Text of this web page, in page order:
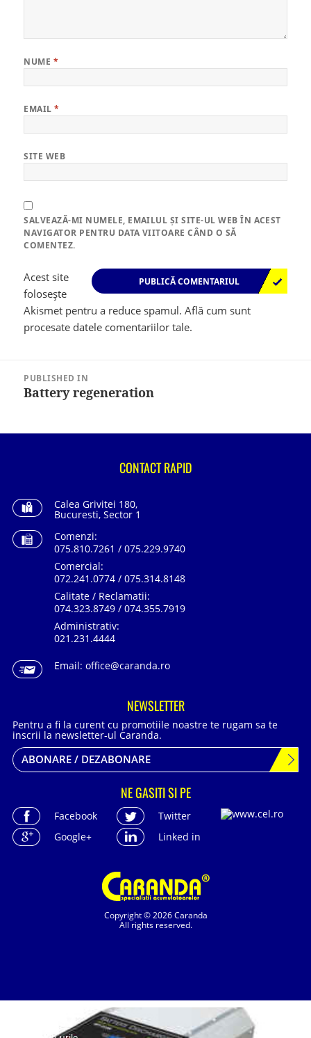
NUME *
EMAIL*
SITE WEB
SALVEAZĂ-MI NUMELE, EMAILUL ȘI SITE-UL WEB ÎN ACEST
NAVIGATOR PENTRU DATA VIITOARE CÂND O SĂ
COMENTEZ.
Acest site
folosește
Akismet pentru a reduce spamul.Află cum sunt
procesate datele comentariilor tale.
articole
PUBLISHED IN
Battery regeneration
Copyright © 2026 Caranda
All rights reserved.
CONTACT RAPID
Calea Grivitei 180,
Bucuresti, Sector 1
Comenzi:
075.810.7261 / 075.229.9740
Comercial:
072.241.0774 / 075.314.8148
Calitate / Reclamatii:
074.323.8749 / 074.355.7919
Administrativ:
021.231.4444
Email: office@caranda.ro
NEWSLETTER
Pentru a fi la curent cu promotiile noastre te rugam sa te
inscrii la newsletter-ul Caranda.
ABONARE / DEZABONARE
NE GASITI SI PE
Facebook
Twitter
Google+
Linked in